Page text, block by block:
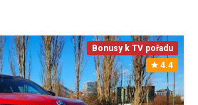
Bonusy k TV pořadu
4.4